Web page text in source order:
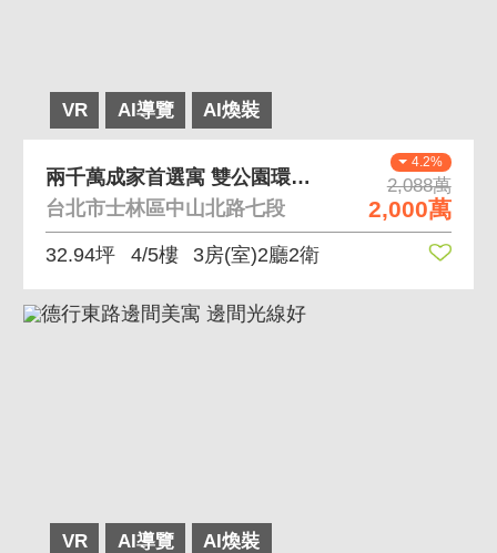
VR AI導覽 AI煥裝
4.2%
2,088萬
2,000萬
兩千萬成家首選寓 雙公園環繞管理社區抽籤制車位
台北市士林區中山北路七段
32.94坪 4/5樓 3房(室)2廳2衛
VR AI導覽 AI煥裝